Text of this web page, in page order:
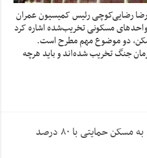
رضایی‌کوچی رئیس کمیسیون عمران
مسکونی تخریب‌شده اشاره کرد
دو موضوع مهم مطرح است.
جنگ تخریب شده‌اند و باید هرچه
پرداخت تسهیلات ۲۰۰ میلیونی به مسکن حمایتی با ۸۰ درصد